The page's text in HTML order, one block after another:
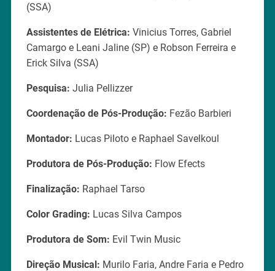
(SSA)
Assistentes de Elétrica: Vinicius Torres, Gabriel
Camargo e Leani Jaline (SP) e Robson Ferreira e
Erick Silva (SSA)
Pesquisa: Julia Pellizzer
Coordenação de Pós-Produção: Fezão Barbieri
Montador: Lucas Piloto e Raphael Savelkoul
Produtora de Pós-Produção: Flow Efects
Finalização: Raphael Tarso
Color Grading: Lucas Silva Campos
Produtora de Som: Evil Twin Music
Direção Musical: Murilo Faria, Andre Faria e Pedro